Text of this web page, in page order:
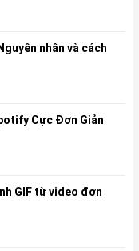
nhân và cách
Cực Đơn Giản
GIF từ video đơn